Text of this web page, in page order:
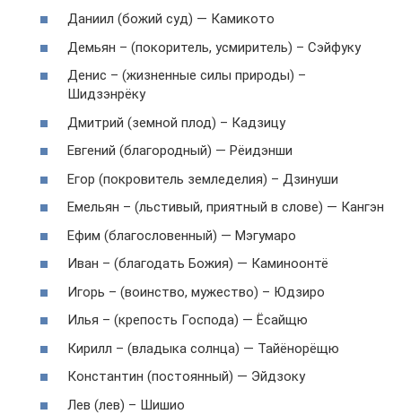
Даниил (божий суд) — Камикото
Демьян – (покоритель, усмиритель) – Сэйфуку
Денис – (жизненные силы природы) –
Шидзэнрёку
Дмитрий (земной плод) – Кадзицу
Евгений (благородный) — Рёидэнши
Егор (покровитель земледелия) – Дзинуши
Емельян – (льстивый, приятный в слове) — Кангэн
Ефим (благословенный) — Мэгумаро
Иван – (благодать Божия) — Каминоонтё
Игорь – (воинство, мужество) – Юдзиро
Илья – (крепость Господа) — Ёсайщю
Кирилл – (владыка солнца) — Тайёнорёщю
Константин (постоянный) — Эйдзоку
Лев (лев) – Шишио